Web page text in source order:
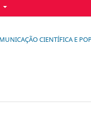
CIENTÍFICA E